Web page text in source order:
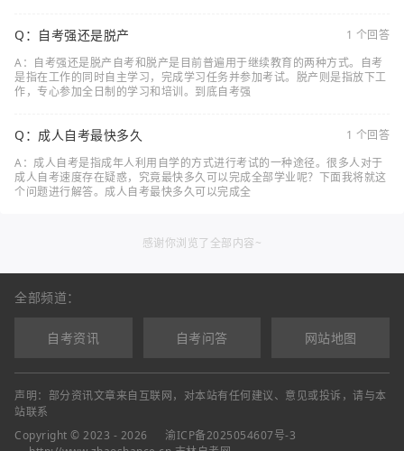
Q：自考强还是脱产
1 个回答
A：自考强还是脱产自考和脱产是目前普遍用于继续教育的两种方式。自考
是指在工作的同时自主学习，完成学习任务并参加考试。脱产则是指放下工
作，专心参加全日制的学习和培训。到底自考强
Q：成人自考最快多久
1 个回答
A：成人自考是指成年人利用自学的方式进行考试的一种途径。很多人对于
成人自考速度存在疑惑，究竟最快多久可以完成全部学业呢？下面我将就这
个问题进行解答。成人自考最快多久可以完成全
感谢你浏览了全部内容~
全部频道：
自考资讯 自考问答 网站地图
声明：部分资讯文章来自互联网，对本站有任何建议、意见或投诉，请与本
站联系
Copyright © 2023 - 2026
渝ICP备2025054607号-3